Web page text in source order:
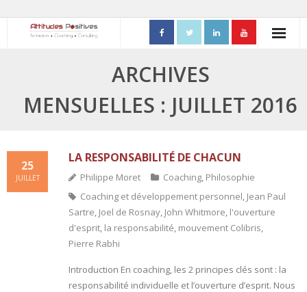
- Process Communication
- Adapter sa posture managériale
- Process Vente
- Ennéagramme
- Triangle de Karpman
ARCHIVES
MENSUELLES : JUILLET 2016
LA RESPONSABILITÉ DE CHACUN
25
JUILLET Philippe Moret Coaching, Philosophie
Coaching et développement personnel, Jean Paul
Sartre, Joel de Rosnay, John Whitmore, l'ouverture
d'esprit, la responsabilité, mouvement Colibris,
Pierre Rabhi
Introduction En coaching, les 2 principes clés sont : la
responsabilité individuelle et l’ouverture d’esprit. Nous